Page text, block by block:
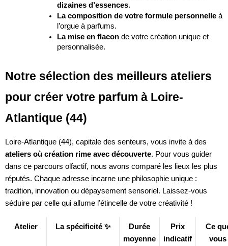
dizaines d’essences.
La composition de votre formule personnelle à
l’orgue à parfums.
La mise en flacon de votre création unique et
personnalisée.
Notre sélection des meilleurs ateliers
pour créer votre parfum à Loire-
Atlantique (44)
Loire-Atlantique (44), capitale des senteurs, vous invite à des
ateliers où création rime avec découverte. Pour vous guider
dans ce parcours olfactif, nous avons comparé les lieux les plus
réputés. Chaque adresse incarne une philosophie unique :
tradition, innovation ou dépaysement sensoriel. Laissez-vous
séduire par celle qui allume l’étincelle de votre créativité !
Atelier La spécificité ✨
Durée
moyenne
Prix
indicatif
Ce
vous